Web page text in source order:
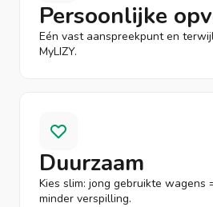
Persoonlijke
Eén vast aanspreekpunt en
MyLIZY.
Duurzaam
Kies slim: jong gebruikte wagens
minder verspilling.